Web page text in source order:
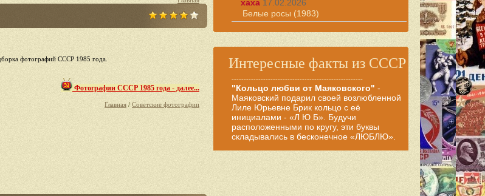
фотографий СССР 1985 года.
Фотографии СССР 1985 года - далее...
Главная / Советские фотографии
хаха 17.02.2026
Белые росы (1983)
Интересные факты из СССР
------------------------------------------------------
"Кольцо любви от Маяковского" -
Маяковский подарил своей возлюбленной
Лиле Юрьевне Брик кольцо с её
инициалами - «Л Ю Б». Будучи
расположенными по кругу, эти буквы
складывались в бесконечное «ЛЮБЛЮ».